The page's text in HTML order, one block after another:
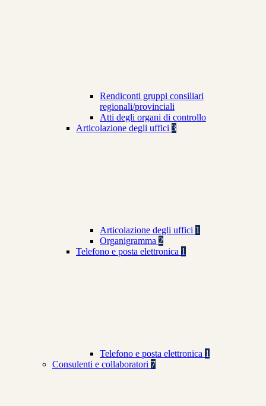
Rendiconti gruppi consiliari
regionali/provinciali
Atti degli organi di controllo
Articolazione degli uffici 3
Articolazione degli uffici 1
Organigramma 2
Telefono e posta elettronica 1
Telefono e posta elettronica 1
Consulenti e collaboratori 7